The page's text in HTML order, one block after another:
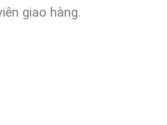
giao hàng.